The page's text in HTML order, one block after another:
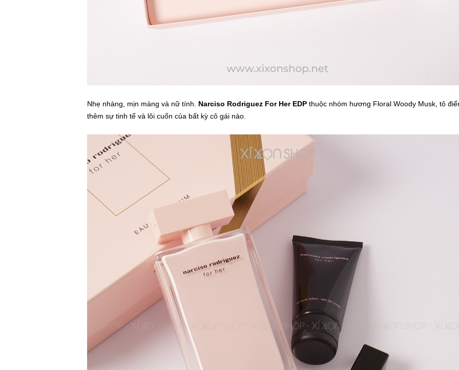
Nhẹ nhàng, mịn màng và nữ tính. Narciso Rodriguez For Her EDP thuộc nhóm hương Floral Woody Musk, tô
thêm sự tinh tế và lôi cuốn của bất kỳ cô gái nào.